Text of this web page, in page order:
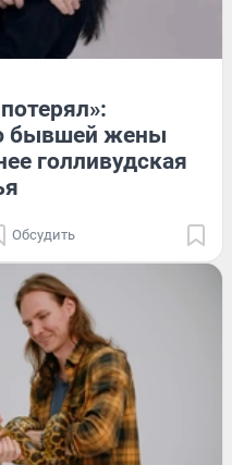
бывшей жены
голливудская
Обсудить